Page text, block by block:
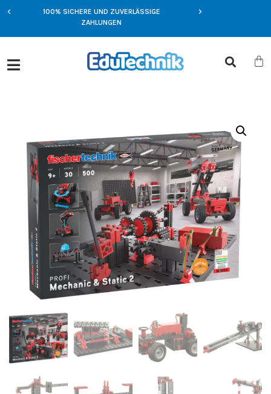
100% SICHERE UND ZUVERLÄSSIGE
ZAHLUNGEN